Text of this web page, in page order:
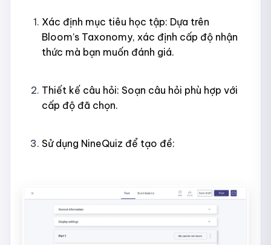
Xác định mục tiêu học tập: Dựa trên
Bloom’s Taxonomy, xác định cấp độ nhận
thức mà bạn muốn đánh giá.​
Thiết kế câu hỏi: Soạn câu hỏi phù hợp với
cấp độ đã chọn.​
Sử dụng NineQuiz để tạo đề: